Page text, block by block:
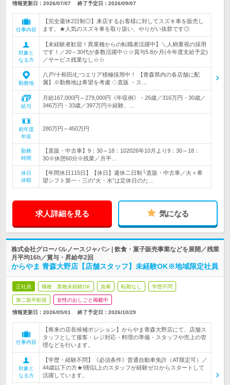
情報更新日：2026/07/07 終了予定日： 2026/09/07
仕事内容
【完全週休2日制◎】来店するお客様に対してスズキ車を販売し
ます。★人気のスズキ車を取り扱い、やりがい抜群です◎
対象と
なる方
【未経験者歓迎！異業種からの転職者活躍中】＼人柄重視の採用
です！／20～30代が多数活躍中☆☆賞与5.8か月(今年度支給予定)
／サービス残業なし☆☆
勤務地
八戸/十和田/むつエリア積極採用中！ 【青森県内の各店舗に配
属】※勤務地は希望を考慮 ◇直販 ・ス…
給与
月給167,000円～279,000円《年収例》・26歳／316万円・30歳／
346万円・33歳／397万円※経験、…
初年度
年収
280万円～450万円
勤務
時間
【直販・中古車】9：30～18：102026年10月より9：30～18：
30※休憩60分※残業／月平…
休日
休暇
【年間休日115日】【休日】週休二日制└直販・中古車／火＋希
望シフト第一・三の“火・水”は定休日のた…
求人詳細を見る 気になる
株式会社グローバルノースジャパン | 飲食・菓子販売事業などを展開／残業
月平均16h／賞与・昇給年2回
からやま 青森大野店【店舗スタッフ】未経験OK※地域限定社員
正社員 職種・業種未経験OK 急募 転勤なし 学歴不問
第二新卒歓迎 女性のおしごと掲載中
情報更新日：2026/05/01 終了予定日： 2026/10/29
仕事内容
【将来の店長候補ポジション】からやま青森大野店にて、店舗ス
タッフとして接客・レジ対応・料理の準備・スタッフや売上の管
理などを行います。
対象と
なる方
【学歴・経験不問】《必須条件》普通自動車免許（AT限定可）／
44歳以下の方★9割以上のスタッフが経験ゼロからスタートして
活躍しています。